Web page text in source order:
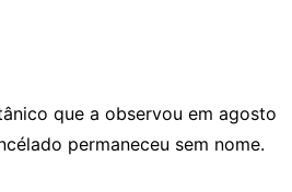
que a observou em agosto
permaneceu sem nome.